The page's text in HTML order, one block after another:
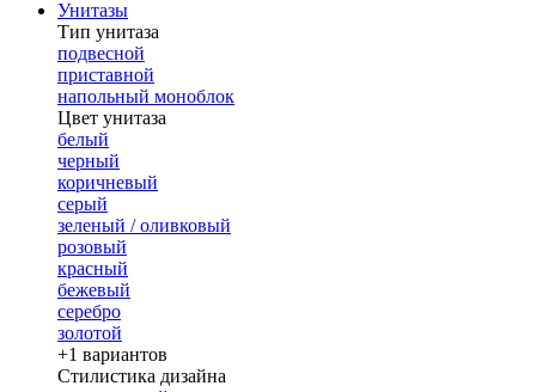
Унитазы
Тип унитаза
подвесной
приставной
напольный моноблок
Цвет унитаза
белый
черный
коричневый
серый
зеленый / оливковый
розовый
красный
бежевый
серебро
золотой
+1 вариантов
Стилистика дизайна